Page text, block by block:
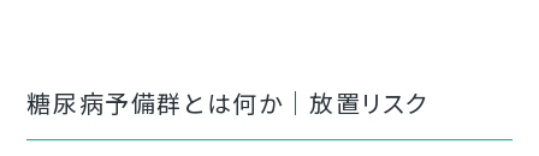
糖尿病予備群とは何か｜放置リスク